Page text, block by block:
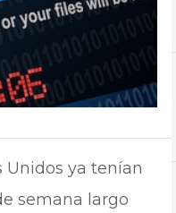
Unidos ya tenían
semana largo
D